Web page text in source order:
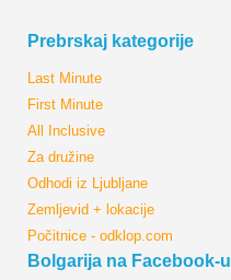
Prebrskaj kategorije
Last Minute
First Minute
All Inclusive
Za družine
Odhodi iz Ljubljane
Zemljevid + lokacije
Počitnice - odklop.com
Bolgarija na Facebook-u